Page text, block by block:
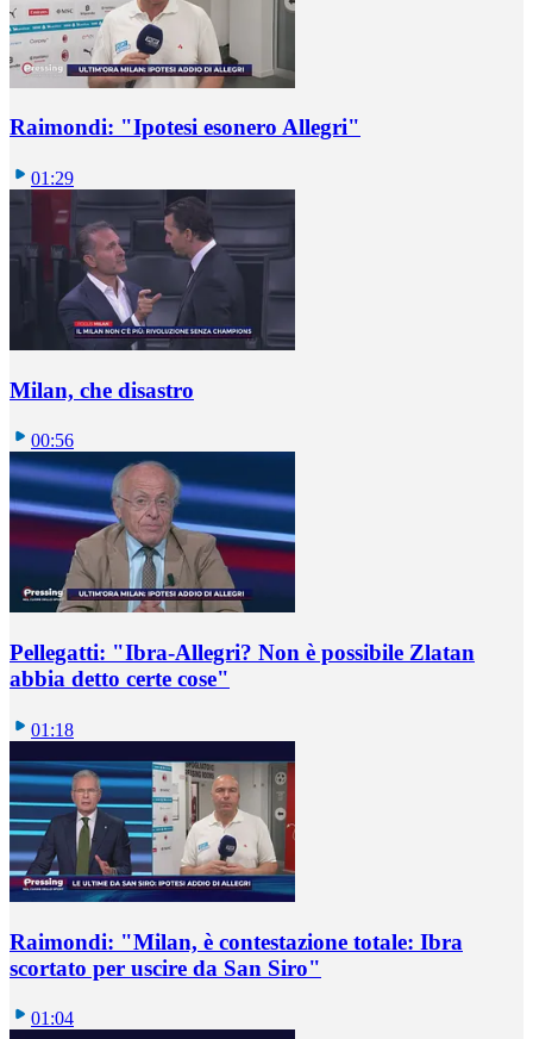
Raimondi: "Ipotesi esonero Allegri"
01:29
Milan, che disastro
00:56
Pellegatti: "Ibra-Allegri? Non è possibile Zlatan
abbia detto certe cose"
01:18
Raimondi: "Milan, è contestazione totale: Ibra
scortato per uscire da San Siro"
01:04